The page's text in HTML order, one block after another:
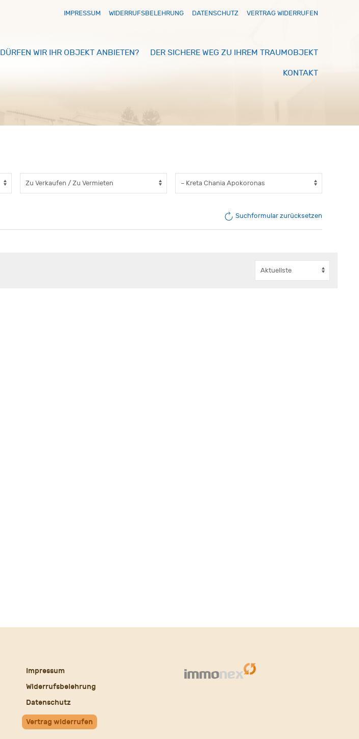
IMPRESSUM WIDERRUFSBELEHRUNG DATENSCHUTZ VERTRAG WIDERRUFEN
DÜRFEN WIR IHR OBJEKT ANBIETEN? DER SICHERE WEG ZU IHREM TRAUMOBJEKT
KONTAKT
Suchformular zurücksetzen
Impressum
Widerrufsbelehrung
Datenschutz
Vertrag widerrufen